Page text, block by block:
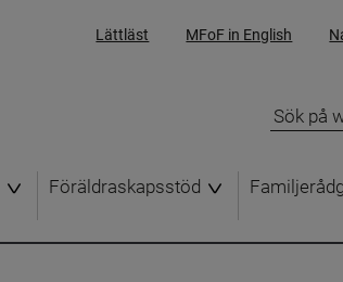
Lättläst MFoF in English
Föräldraskapsstöd